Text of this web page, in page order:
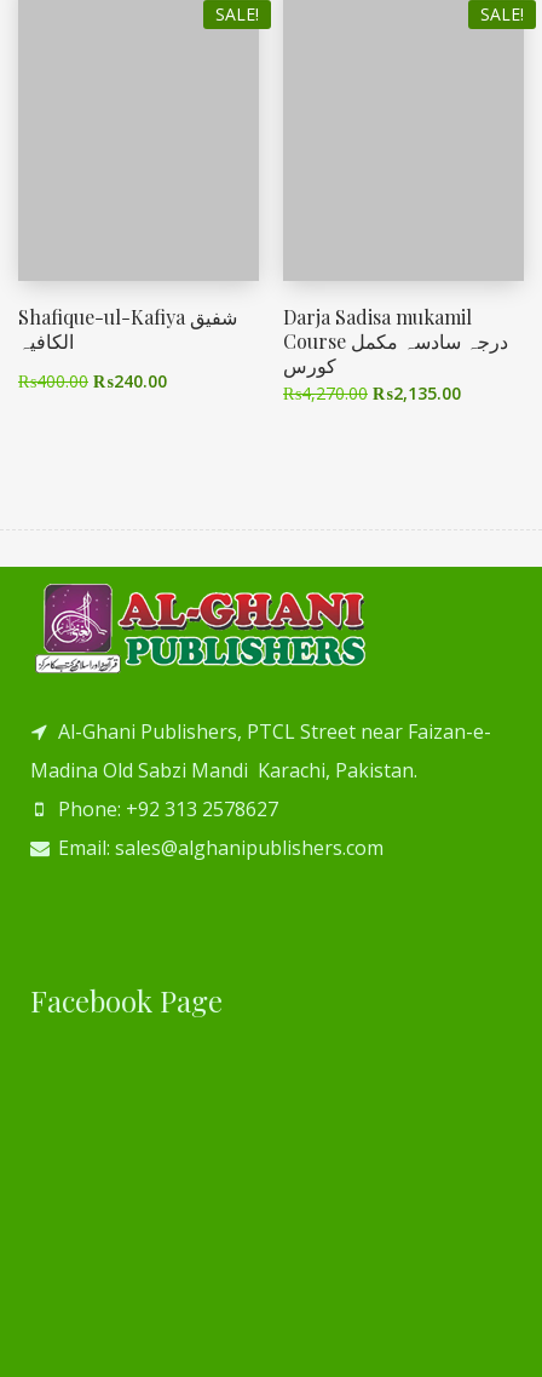
SALE!
Shafique-ul-Kafiya شفیق
الکافیہ
₨400.00 ₨240.00
SALE!
Darja Sadisa mukamil
Course درجہ سادسہ مکمل
کورس
₨4,270.00 ₨2,135.00
Al-Ghani Publishers, PTCL Street near Faizan-e-
Madina Old Sabzi Mandi Karachi, Pakistan.
Phone: +92 313 2578627
Email: sales@alghanipublishers.com
Facebook Page